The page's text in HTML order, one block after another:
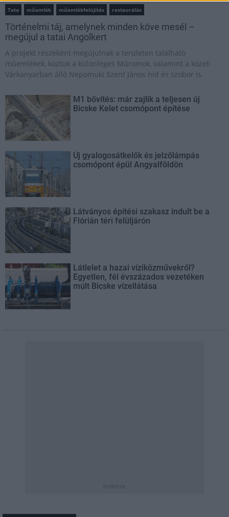
Tata műemlék műemlékfelújítás restaurálás
Történelmi táj, amelynek minden köve mesél –
megújul a tatai Angolkert
A projekt részeként megújulnak a területen található
műemlékek, köztük a különleges Műromok, valamint a közeli
Várkanyarban álló Nepomuki Szent János híd és szobor is.
M1 bővítés: már zajlik a teljesen új
Bicske Kelet csomópont építése
Új gyalogosátkelők és jelzőlámpás
csomópont épül Angyalföldön
Látványos építési szakasz indult be a
Flórián téri felüljárón
Látlelet a hazai víziközművekről?
Egyetlen, fél évszázados vezetéken
múlt Bicske vízellátása